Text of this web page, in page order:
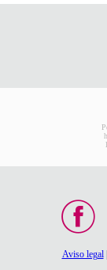
Aviso legal|